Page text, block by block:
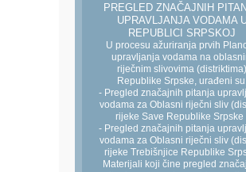
PREGLED ZNAČAJNIH
UPRAVLJANJA VODAMA
REPUBLICI SRPSKOJ
U procesu ažuriranja prvih
upravljanja vodama na
riječnim slivovima (distriktima)
Republike Srpske, urađeni
- Pregled značajnih pitanja
vodama za Oblasni riječni sliv
rijeke Save Republike Srpske
- Pregled značajnih pitanja
vodama za Oblasni riječni sliv
rijeke Trebišnjice Republike
Materijali koji čine pregled